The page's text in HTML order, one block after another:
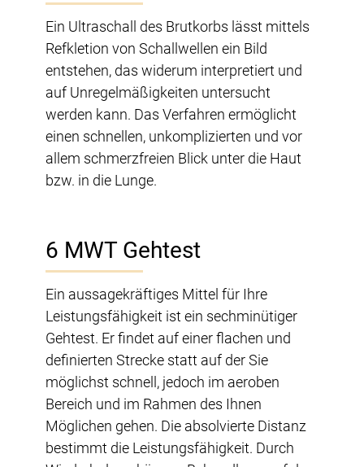
Ein Ultraschall des Brutkorbs lässt mittels
Refkletion von Schallwellen ein Bild
entstehen, das widerum interpretiert und
auf Unregelmäßigkeiten untersucht
werden kann. Das Verfahren ermöglicht
einen schnellen, unkomplizierten und vor
allem schmerzfreien Blick unter die Haut
bzw. in die Lunge.
6 MWT Gehtest
Ein aussagekräftiges Mittel für Ihre
Leistungsfähigkeit ist ein sechminütiger
Gehtest. Er findet auf einer flachen und
definierten Strecke statt auf der Sie
möglichst schnell, jedoch im aeroben
Bereich und im Rahmen des Ihnen
Möglichen gehen. Die absolvierte Distanz
bestimmt die Leistungsfähigkeit. Durch